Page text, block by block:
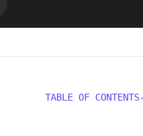
TABLE OF CONTENTS